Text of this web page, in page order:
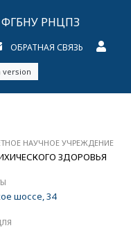
РНЦПЗ
ОБРАТНАЯ СВЯЗЬ
version
НАУЧНОЕ УЧРЕЖДЕНИЕ
ЗДОРОВЬЯ
шоссе, 34